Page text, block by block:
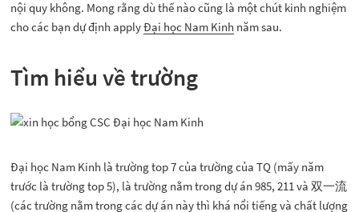
nội quy không. Mong rằng dù thế nào cũng là một chút kinh nghiệm
cho các bạn dự định applyĐại học Nam Kinh năm sau.
Tìm hiểu về trường
Đại học Nam Kinh là trường top 7 của trường của TQ (mấy năm
trước là trường top 5), là trường nằm trong dự án 985, 211 và 双一流
(các trường nằm trong các dự án này thì khá nổi tiếng và chất lượng